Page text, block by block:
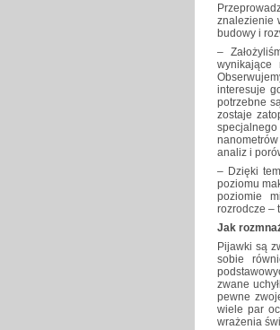
znalezienie
budowy i
–
wynikające
interesuje
potrzebne
zostaje
analiz i
– Dzięki
poziomu
poziomie
rozrodcze –
Jak
Pijawki są
sobie
zwane
pewne
wiele par
wrażenia